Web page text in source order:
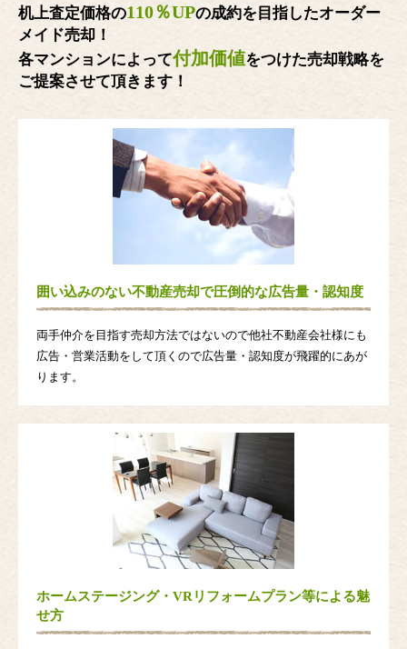
机上査定価格の110％UPの成約を目指したオーダー
メイド売却！
各マンションによって付加価値をつけた売却戦略を
ご提案させて頂きます！
囲い込みのない不動産売却で圧倒的な広告量・認知度
両手仲介を目指す売却方法ではないので他社不動産会社様にも
広告・営業活動をして頂くので広告量・認知度が飛躍的にあが
ります。
ホームステージング・VRリフォームプラン等による魅
せ方